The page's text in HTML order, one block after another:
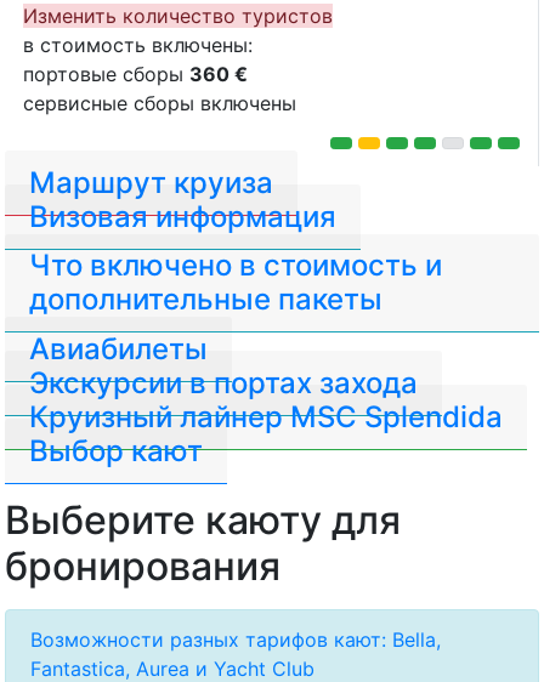
Изменить количество туристов
в стоимость включены:
портовые сборы 360 €
сервисные сборы включены
Маршрут круиза
Визовая информация
Авиабилеты
Что включено в стоимость и
дополнительные пакеты
Экскурсии в портах захода
Круизный лайнер MSC Splendida
Выбор кают
Выберите каюту для
бронирования
Возможности разных тарифов кают: Bella,
Fantastica, Aurea и Yacht Club